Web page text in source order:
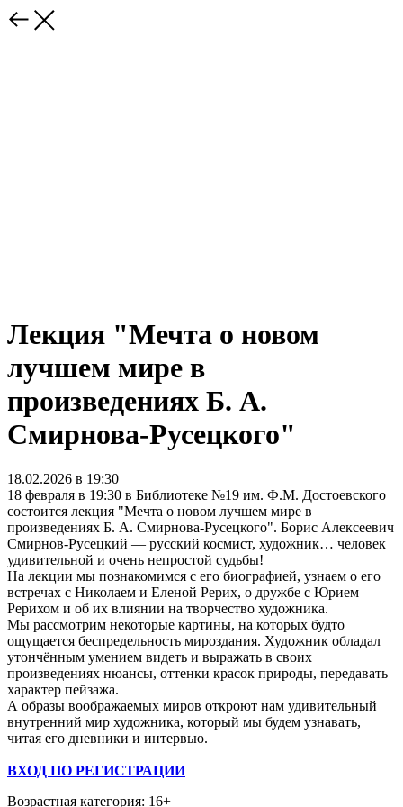
Лекция "Мечта о новом
лучшем мире в
произведениях Б. А.
Смирнова-Русецкого"
18.02.2026 в 19:30
18 февраля в 19:30 в Библиотеке №19 им. Ф.М. Достоевского
состоится лекция "Мечта о новом лучшем мире в
произведениях Б. А. Смирнова-Русецкого". Борис Алексеевич
Смирнов-Русецкий — русский космист, художник… человек
удивительной и очень непростой судьбы!
На лекции мы познакомимся с его биографией, узнаем о его
встречах с Николаем и Еленой Рерих, о дружбе с Юрием
Рерихом и об их влиянии на творчество художника.
Мы рассмотрим некоторые картины, на которых будто
ощущается беспредельность мироздания. Художник обладал
утончённым умением видеть и выражать в своих
произведениях нюансы, оттенки красок природы, передавать
характер пейзажа.
А образы воображаемых миров откроют нам удивительный
внутренний мир художника, который мы будем узнавать,
читая его дневники и интервью.
ВХОД ПО РЕГИСТРАЦИИ
Возрастная категория: 16+